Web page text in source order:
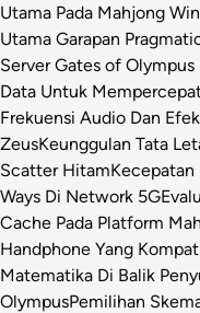
Utama Pada Mahjong
Utama Garapan
Server Gates of Olympus
Data Untuk
Frekuensi Audio Dan
ZeusKeunggulan Tata
Scatter HitamKecepatan
Ways Di Network 5G
Cache Pada Platform
Handphone Yang
Matematika Di Balik
OlympusPemilihan